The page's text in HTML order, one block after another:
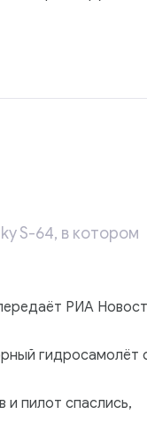
S-64, в котором
РИА
гидросамолёт
и пилот спаслись,